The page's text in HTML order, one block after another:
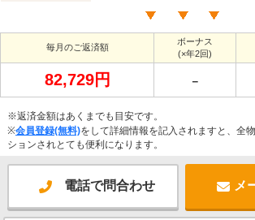
毎月のご返済額
ボーナス
(×年2回)
82,729円 －
※返済金額はあくまでも目安です。
※会員登録(無料)をして詳細情報を記入されますと、全
ションされとても便利になります。
電話で問合わせ メ